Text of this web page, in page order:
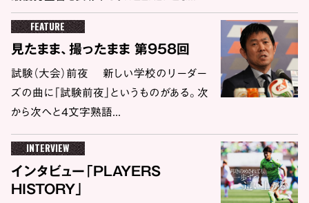
FEATURE
見たまま、撮ったまま 第958回
試験（大会）前夜 新しい学校のリーダー
ズの曲に「試験前夜」というものがある。次
から次へと4文字熟語...
INTERVIEW
インタビュー「PLAYERS
HISTORY」